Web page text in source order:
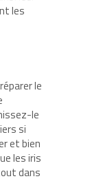
les
le
le
si
et bien
les iris
dans